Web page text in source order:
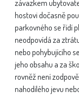
závazkem
hostovi dočasně
parkovného se řídí
neodpovídá za
nebo pohybujícího
jeho obsahu a za
rovněž není
nahodilého jevu